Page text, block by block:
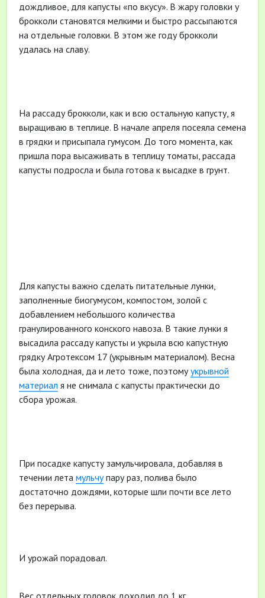
дождливое, для капусты «по вкусу». В жару головки у
брокколи становятся мелкими и быстро рассыпаются
на отдельные головки. В этом же году брокколи
удалась на славу.
На рассаду брокколи, как и всю остальную капусту, я
выращиваю в теплице. В начале апреля посеяла семена
в грядки и присыпала гумусом. До того момента, как
пришла пора высаживать в теплицу томаты, рассада
капусты подросла и была готова к высадке в грунт.
Для капусты важно сделать питательные лунки,
заполненные биогумусом, компостом, золой с
добавлением небольшого количества
гранулированного конского навоза. В такие лунки я
высадила рассаду капусты и укрыла всю капустную
грядку Агротексом 17 (укрывным материалом). Весна
была холодная, да и лето тоже, поэтомуукрывной
материал я не снимала с капусты практически до
сбора урожая.
При посадке капусту замульчировала, добавляя в
течении лета мульчупару раз, полива было
достаточно дождями, которые шли почти все лето
без перерыва.
И урожай порадовал.
Вес отдельных головок доходил до 1 кг.